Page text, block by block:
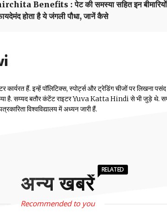
Benefits : पेट की समस्या सहित इन बीमारियों
होता है ये जंगली पौधा, जानें कैसे
हैं. इन्हें पॉलिटिक्स, स्पोर्ट्स और ट्रेडिंग चीजों पर लिखना पसंद
किया है. सय्यद बतौर कंटेंट राइटर Yuva Katta Hindi से भी जुड़े थे.
विश्वविद्यालय में अध्यन जारी हैं.
अन्य खबरें
RELATED
Recommended to you